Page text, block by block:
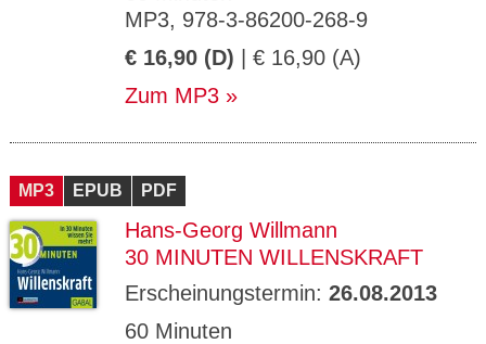
MP3, 978-3-86200-268-9
€ 16,90 (D) | € 16,90 (A)
Zum MP3
MP3 EPUB PDF
Hans-Georg Willmann
30 MINUTEN WILLENSKRAFT
Erscheinungstermin: 26.08.2013
60 Minuten